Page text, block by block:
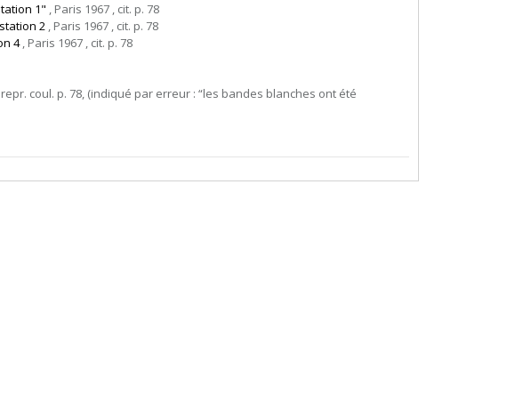
1" , Paris 1967 , cit. p. 78
2 , Paris 1967 , cit. p. 78
4, Paris 1967 , cit. p. 78
repr. coul. p. 78, (indiqué par erreur : “les bandes blanches ont été